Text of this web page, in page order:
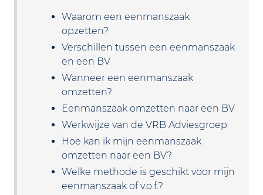
Waarom een eenmanszaak
opzetten?
Verschillen tussen een eenmanszaak
en een BV
Wanneer een eenmanszaak
omzetten?
Eenmanszaak omzetten naar een BV
Werkwijze van de VRB Adviesgroep
Hoe kan ik mijn eenmanszaak
omzetten naar een BV?
Welke methode is geschikt voor mijn
eenmanszaak of v.o.f.?